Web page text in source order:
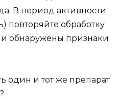
В период активности
повторяйте обработку
обнаружены признаки
один и тот же препарат